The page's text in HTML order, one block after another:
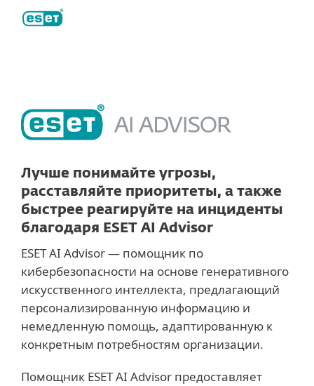
Лучше понимайте угрозы,
расставляйте приоритеты, а также
быстрее реагируйте на инциденты
благодаря ESET AI Advisor
ESET AI Advisor — помощник по
кибербезопасности на основе генеративного
искусственного интеллекта, предлагающий
персонализированную информацию и
немедленную помощь, адаптированную к
конкретным потребностям организации.
Помощник ESET AI Advisor предоставляет
ESET